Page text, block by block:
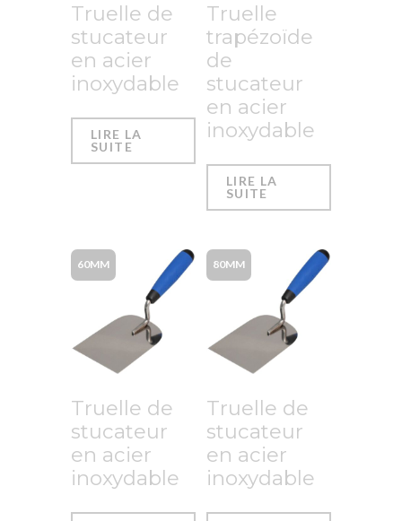
Truelle de
stucateur
en acier
inoxydable
LIRE LA
SUITE
Truelle
trapézoïde
de
stucateur
en acier
inoxydable
LIRE LA
SUITE
Truelle de
stucateur
en acier
inoxydable
60MM
Truelle de
stucateur
en acier
inoxydable
80MM